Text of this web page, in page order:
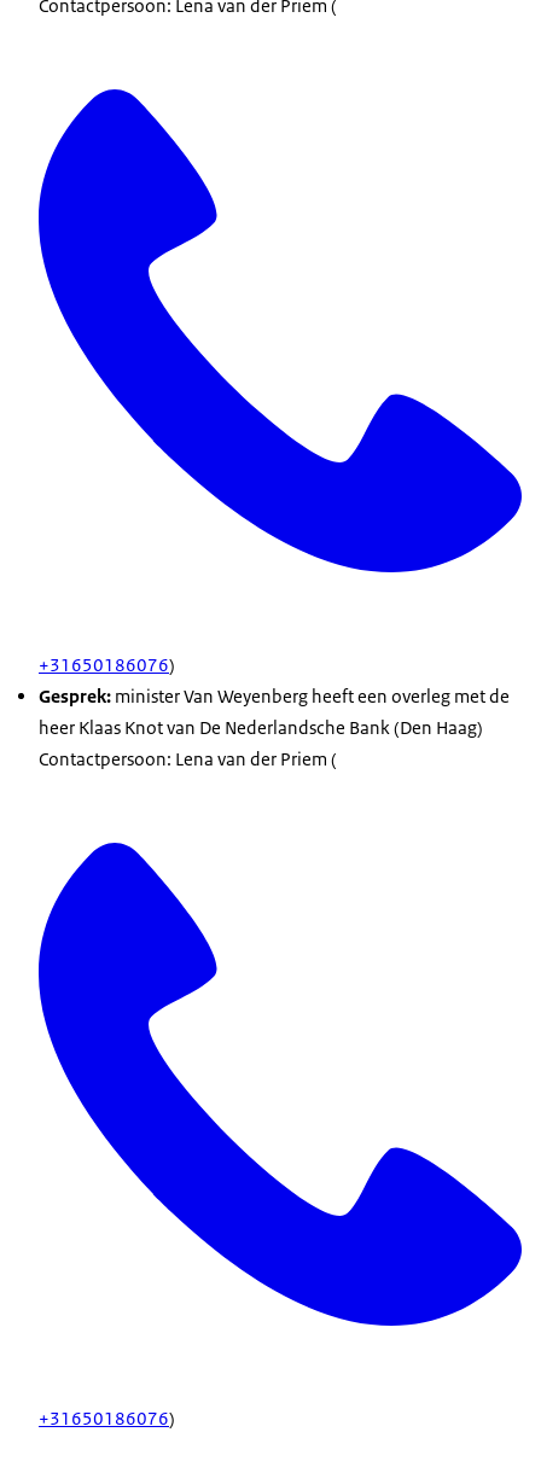
Contactpersoon: Lena van der Priem (
+31650186076)
Gesprek: minister Van Weyenberg heeft een overleg met de
heer Klaas Knot van De Nederlandsche Bank (Den Haag)
Contactpersoon: Lena van der Priem (
+31650186076)